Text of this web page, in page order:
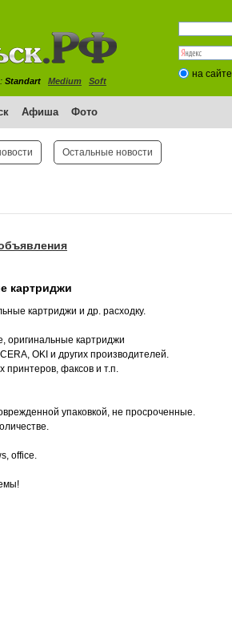
Standart Medium Soft
на сайте
Афиша Фото
Остальные новости
картриджи
картриджи и др. расходку.
оригинальные картриджи
OKI и других производителей.
принтеров, факсов и т.п.
упаковкой, не просроченные.
office.